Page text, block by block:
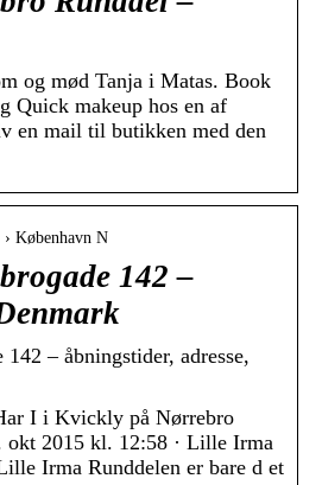
og mød Tanja i Matas. Book
Quick makeup hos en af
en mail til butikken med den
København N
142 –
– åbningstider, adresse,
I i Kvickly på Nørrebro
okt 2015 kl. 12:58 · Lille Irma
Irma Runddelen er bare d et